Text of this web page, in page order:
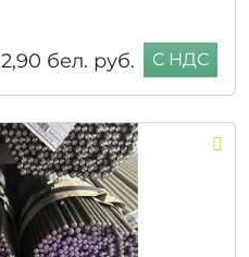
2,90 бел. руб. С НДС